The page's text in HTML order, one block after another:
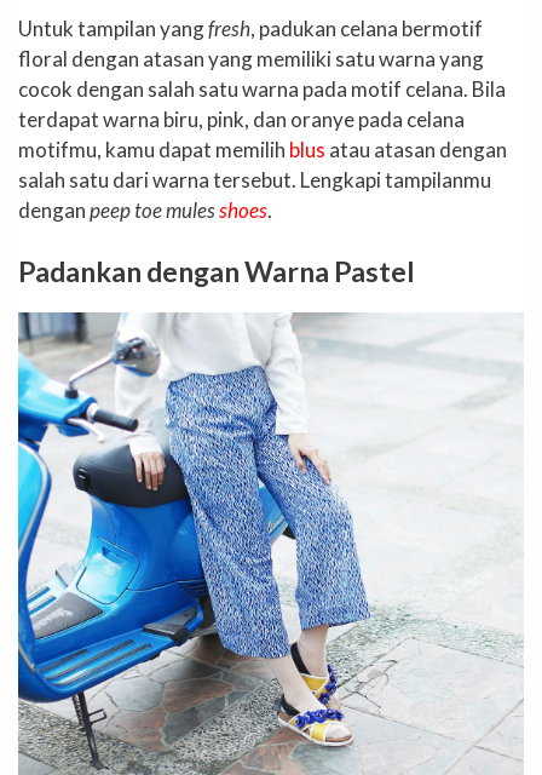
Untuk tampilan yangfresh, padukan celana bermotif
floral dengan atasan yang memiliki satu warna yang
cocok dengan salah satu warna pada motif celana. Bila
terdapat warna biru, pink, dan oranye pada celana
motifmu, kamu dapat memilih blus atau atasan dengan
salah satu dari warna tersebut. Lengkapi tampilanmu
denganpeep toe mulesshoes.
Padankan dengan Warna Pastel